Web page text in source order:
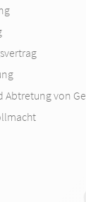
Abtretung von